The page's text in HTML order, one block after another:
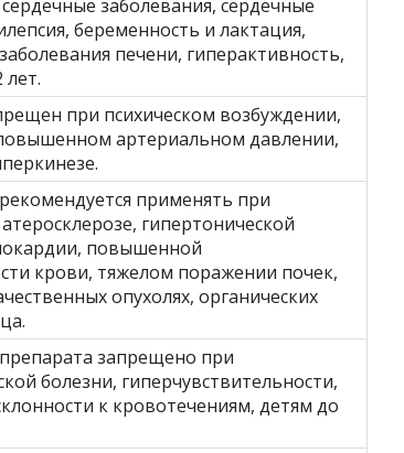
заболевания, сердечные
беременность и лактация,
печени, гиперактивность,
лет.
при психическом возбуждении,
артериальном давлении,
применять при
гипертонической
повышенной
крови, тяжелом поражении почек,
опухолях, органических
запрещено при
болезни, гиперчувствительности,
к кровотечениям, детям до